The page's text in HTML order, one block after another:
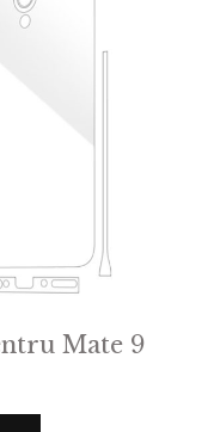
Mate 9